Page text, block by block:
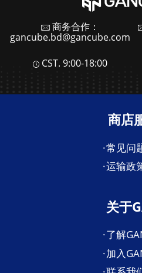
商务合作：
gancube.bd@gancube.com
CST. 9:00-18:00
商店
常见问
运输政
关于
了解
加入